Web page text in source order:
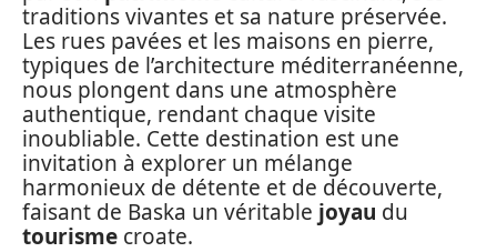
traditions vivantes et sa nature préservée.
Les rues pavées et les maisons en pierre,
typiques de l’architecture méditerranéenne,
nous plongent dans une atmosphère
authentique, rendant chaque visite
inoubliable. Cette destination est une
invitation à explorer un mélange
harmonieux de détente et de découverte,
faisant de Baska un véritable joyau du
tourisme croate.